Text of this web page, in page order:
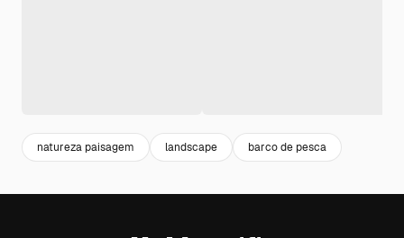
natureza paisagem landscape barco de pesca